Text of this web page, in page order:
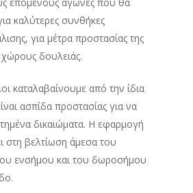
επόμενους αγώνες που θα
καλύτερες συνθήκες
για μέτρα προστασίας της
δουλειάς.
καταλαβαίνουμε από την ίδια
ασπίδα προστασίας για να
δικαιώματα. Η εφαρμογή
στη βελτίωση άμεσα του
ενσήμου και του δωροσήμου